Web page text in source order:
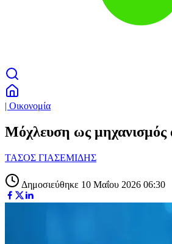
| Οικονομία
Μόχλευση ως μηχανισμός
ΤΑΣΟΣ ΓΙΑΣΕΜΙΔΗΣ
Δημοσιεύθηκε 10 Μαΐου 2026 06:30